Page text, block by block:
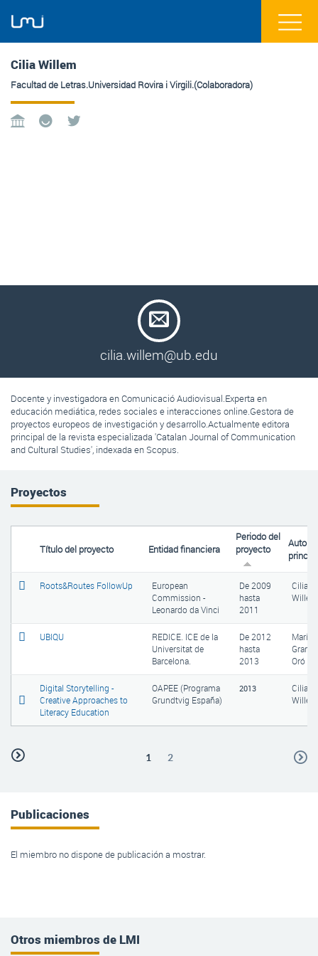
Cilia Willem
Facultad de Letras.Universidad Rovira i Virgili.(Colaboradora)
cilia.willem@ub.edu
Docente y investigadora en Comunicació Audiovisual.Experta en
educación mediática, redes sociales e interacciones online.Gestora de
proyectos europeos de investigación y desarrollo.Actualmente editora
principal de la revista especializada 'Catalan Journal of Communication
and Cultural Studies', indexada en Scopus.
Proyectos
Título del proyecto Entidad financiera
Periodo del
proyecto
Autor
Roots&Routes FollowUp
European
Commission -
Leonardo da Vinci
De2009
hasta
2011
Cilia
Willem
UBIQU
REDICE. ICE de la
Universitat de
Barcelona.
De2012
hasta
2013
Grané
Oró
Digital Storytelling -
Creative Approaches to
Literacy Education
OAPEE (Programa
Grundtvig España)
2013
Cilia
Willem
1 2
Publicaciones
El miembro no dispone de publicación a mostrar.
Otros miembros de LMI